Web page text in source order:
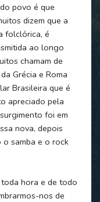
povo é que
dizem que a
folclórica, é
ao longo
chamam de
Grécia e Roma
Brasileira que é
apreciado pela
foi em
nova, depois
samba e o rock
toda hora e de todo
nos de